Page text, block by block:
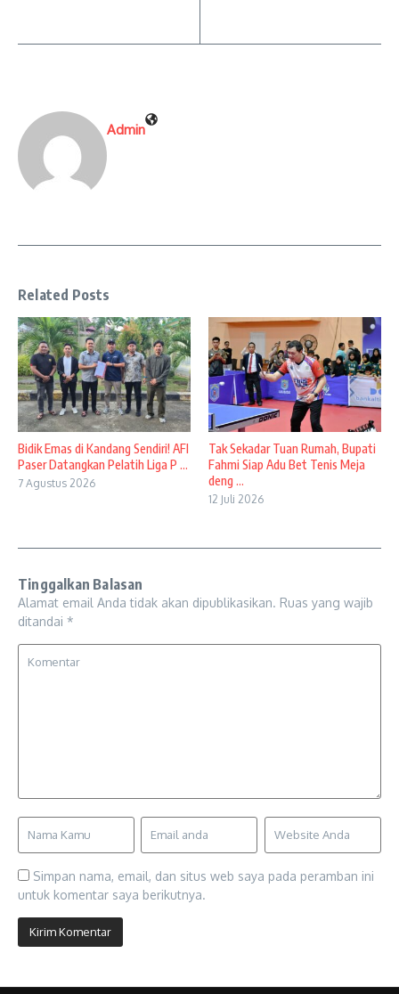
Admin
Related Posts
Bidik Emas di Kandang Sendiri! AFI
Paser Datangkan Pelatih Liga P ...
7 Agustus 2026
Tak Sekadar Tuan Rumah, Bupati
Fahmi Siap Adu Bet Tenis Meja
deng ...
12 Juli 2026
Tinggalkan Balasan
Alamat email Anda tidak akan dipublikasikan. Ruas yang wajib
ditandai *
Simpan nama, email, dan situs web saya pada peramban ini
untuk komentar saya berikutnya.